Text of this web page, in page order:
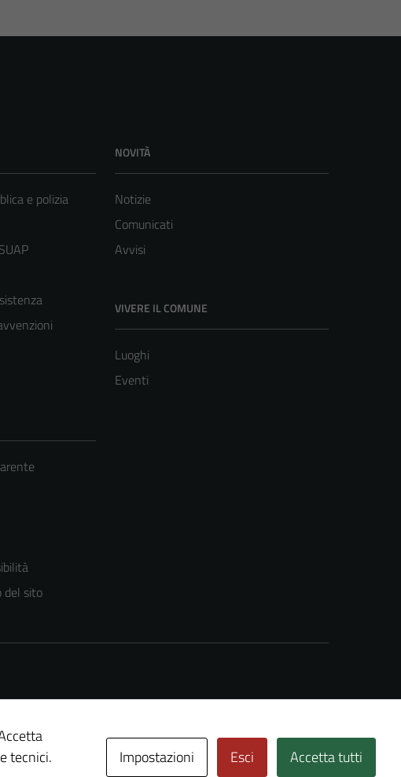
e polizia
NOVITÀ
Notizie
Comunicati
Avvisi
VIVERE IL COMUNE
Luoghi
Eventi
del sito
tecnici.
Impostazioni Esci Accetta tutti